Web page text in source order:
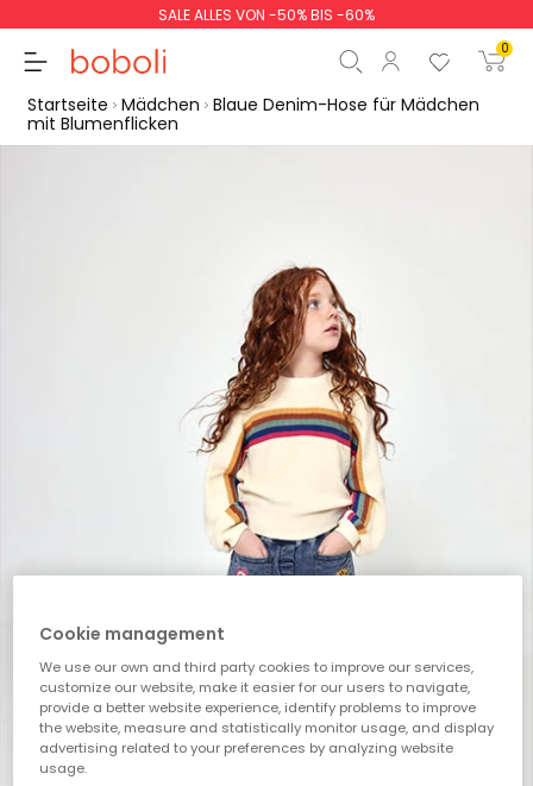
SALE ALLES VON -50% BIS -60%
0
Start der Bestellung
Startseite Mädchen Blaue Denim-Hose für Mädchen
mit Blumenflicken
Cookie management
We use our own and third party cookies to improve our services,
customize our website, make it easier for our users to navigate,
provide a better website experience, identify problems to improve
the website, measure and statistically monitor usage, and display
advertising related to your preferences by analyzing website
usage.